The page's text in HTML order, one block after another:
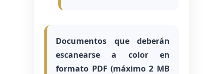
Documentos que deberán
escanearse a color en
formato PDF (máximo 2 MB